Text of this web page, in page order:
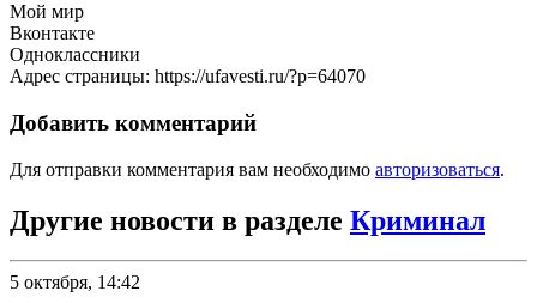
Мой мир
Вконтакте
Одноклассники
Адрес страницы: https://ufavesti.ru/?p=64070
Добавить комментарий
Для отправки комментария вам необходимо авторизоваться.
Другие новости в разделе Криминал
5 октября, 14:42